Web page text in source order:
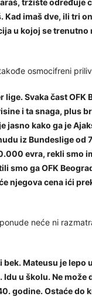
imaš dve, ili tri
u kojoj se trenutno
osmocifreni
Svaka čast OFK
i ta snaga, plus
jasno kako ga je
iz Bundeslige od
evra, rekli smo
smo ga OFK
njegova cena ići
neće ni
Mateusu je lepo
u školu. Ne može
godine. Ostaće do